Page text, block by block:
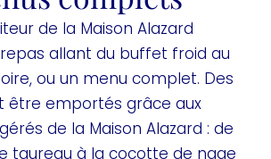
de la Maison Alazard
allant du buffet froid au
ou un menu complet. Des
être emportés grâce aux
de la Maison Alazard : de
taureau à la cocotte de nage